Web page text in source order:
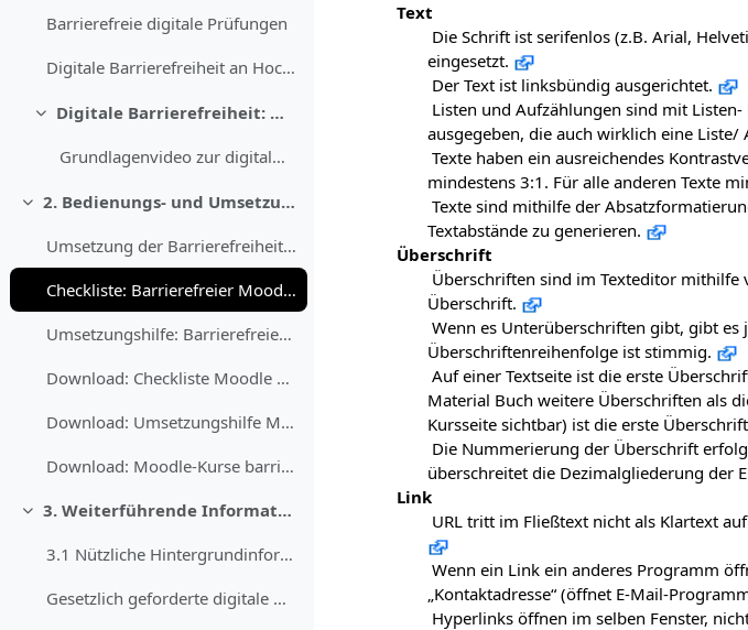
Barrierefreie digitale Prüfungen
Digitale Barrierefreiheit an Hochschulen
Einklappen
Digitale Barrierefreiheit: Grundlagen und Anwendungen im Hochschulkontext
Grundlagenvideo zur digitalen Barrierefreiheit
Einklappen
2. Bedienungs- und Umsetzungshilfen
Umsetzung der Barrierefreiheit in Moodle Obwohl Mo...
Checkliste: Barrierefreier Moodle-Kurs
Umsetzungshilfe: Barrierefreier Moodle-Kurs
Download: Checkliste Moodle barrierefrei (Word)
Download: Umsetzungshilfe Moodle barrierefrei (Word)
Download: Moodle-Kurse barrierefrei gestalten - eine Handreichung (PDF)
Einklappen
3. Weiterführende Informationen und Materialien
3.1 Nützliche Hintergrundinformationen In diesem K...
Gesetzlich geforderte digitale Barrierefreiheit
Text
Die Schrift ist serifenlos (z.B. Arial,
eingesetzt.
Der Text ist linksbündig ausgerichtet.
Listen und Aufzählungen sind mit
ausgegeben, die auch wirklich eine Liste/
Texte haben ein ausreichendes
mindestens 3:1. Für alle anderen Texte
Texte sind mithilfe der
Textabstände zu generieren.
Überschrift
Überschriften sind im Texteditor mithilfe
Überschrift.
Wenn es Unterüberschriften gibt, gibt es
Überschriftenreihenfolge ist stimmig.
Auf einer Textseite ist die erste
Material Buch weitere Überschriften als
Kursseite sichtbar) ist die erste
Die Nummerierung der Überschrift
überschreitet die Dezimalgliederung der
Link
URL tritt im Fließtext nicht als Klartext
Wenn ein Link ein anderes Programm
„Kontaktadresse“ (öffnet E-Mail-
Hyperlinks öffnen im selben Fenster,